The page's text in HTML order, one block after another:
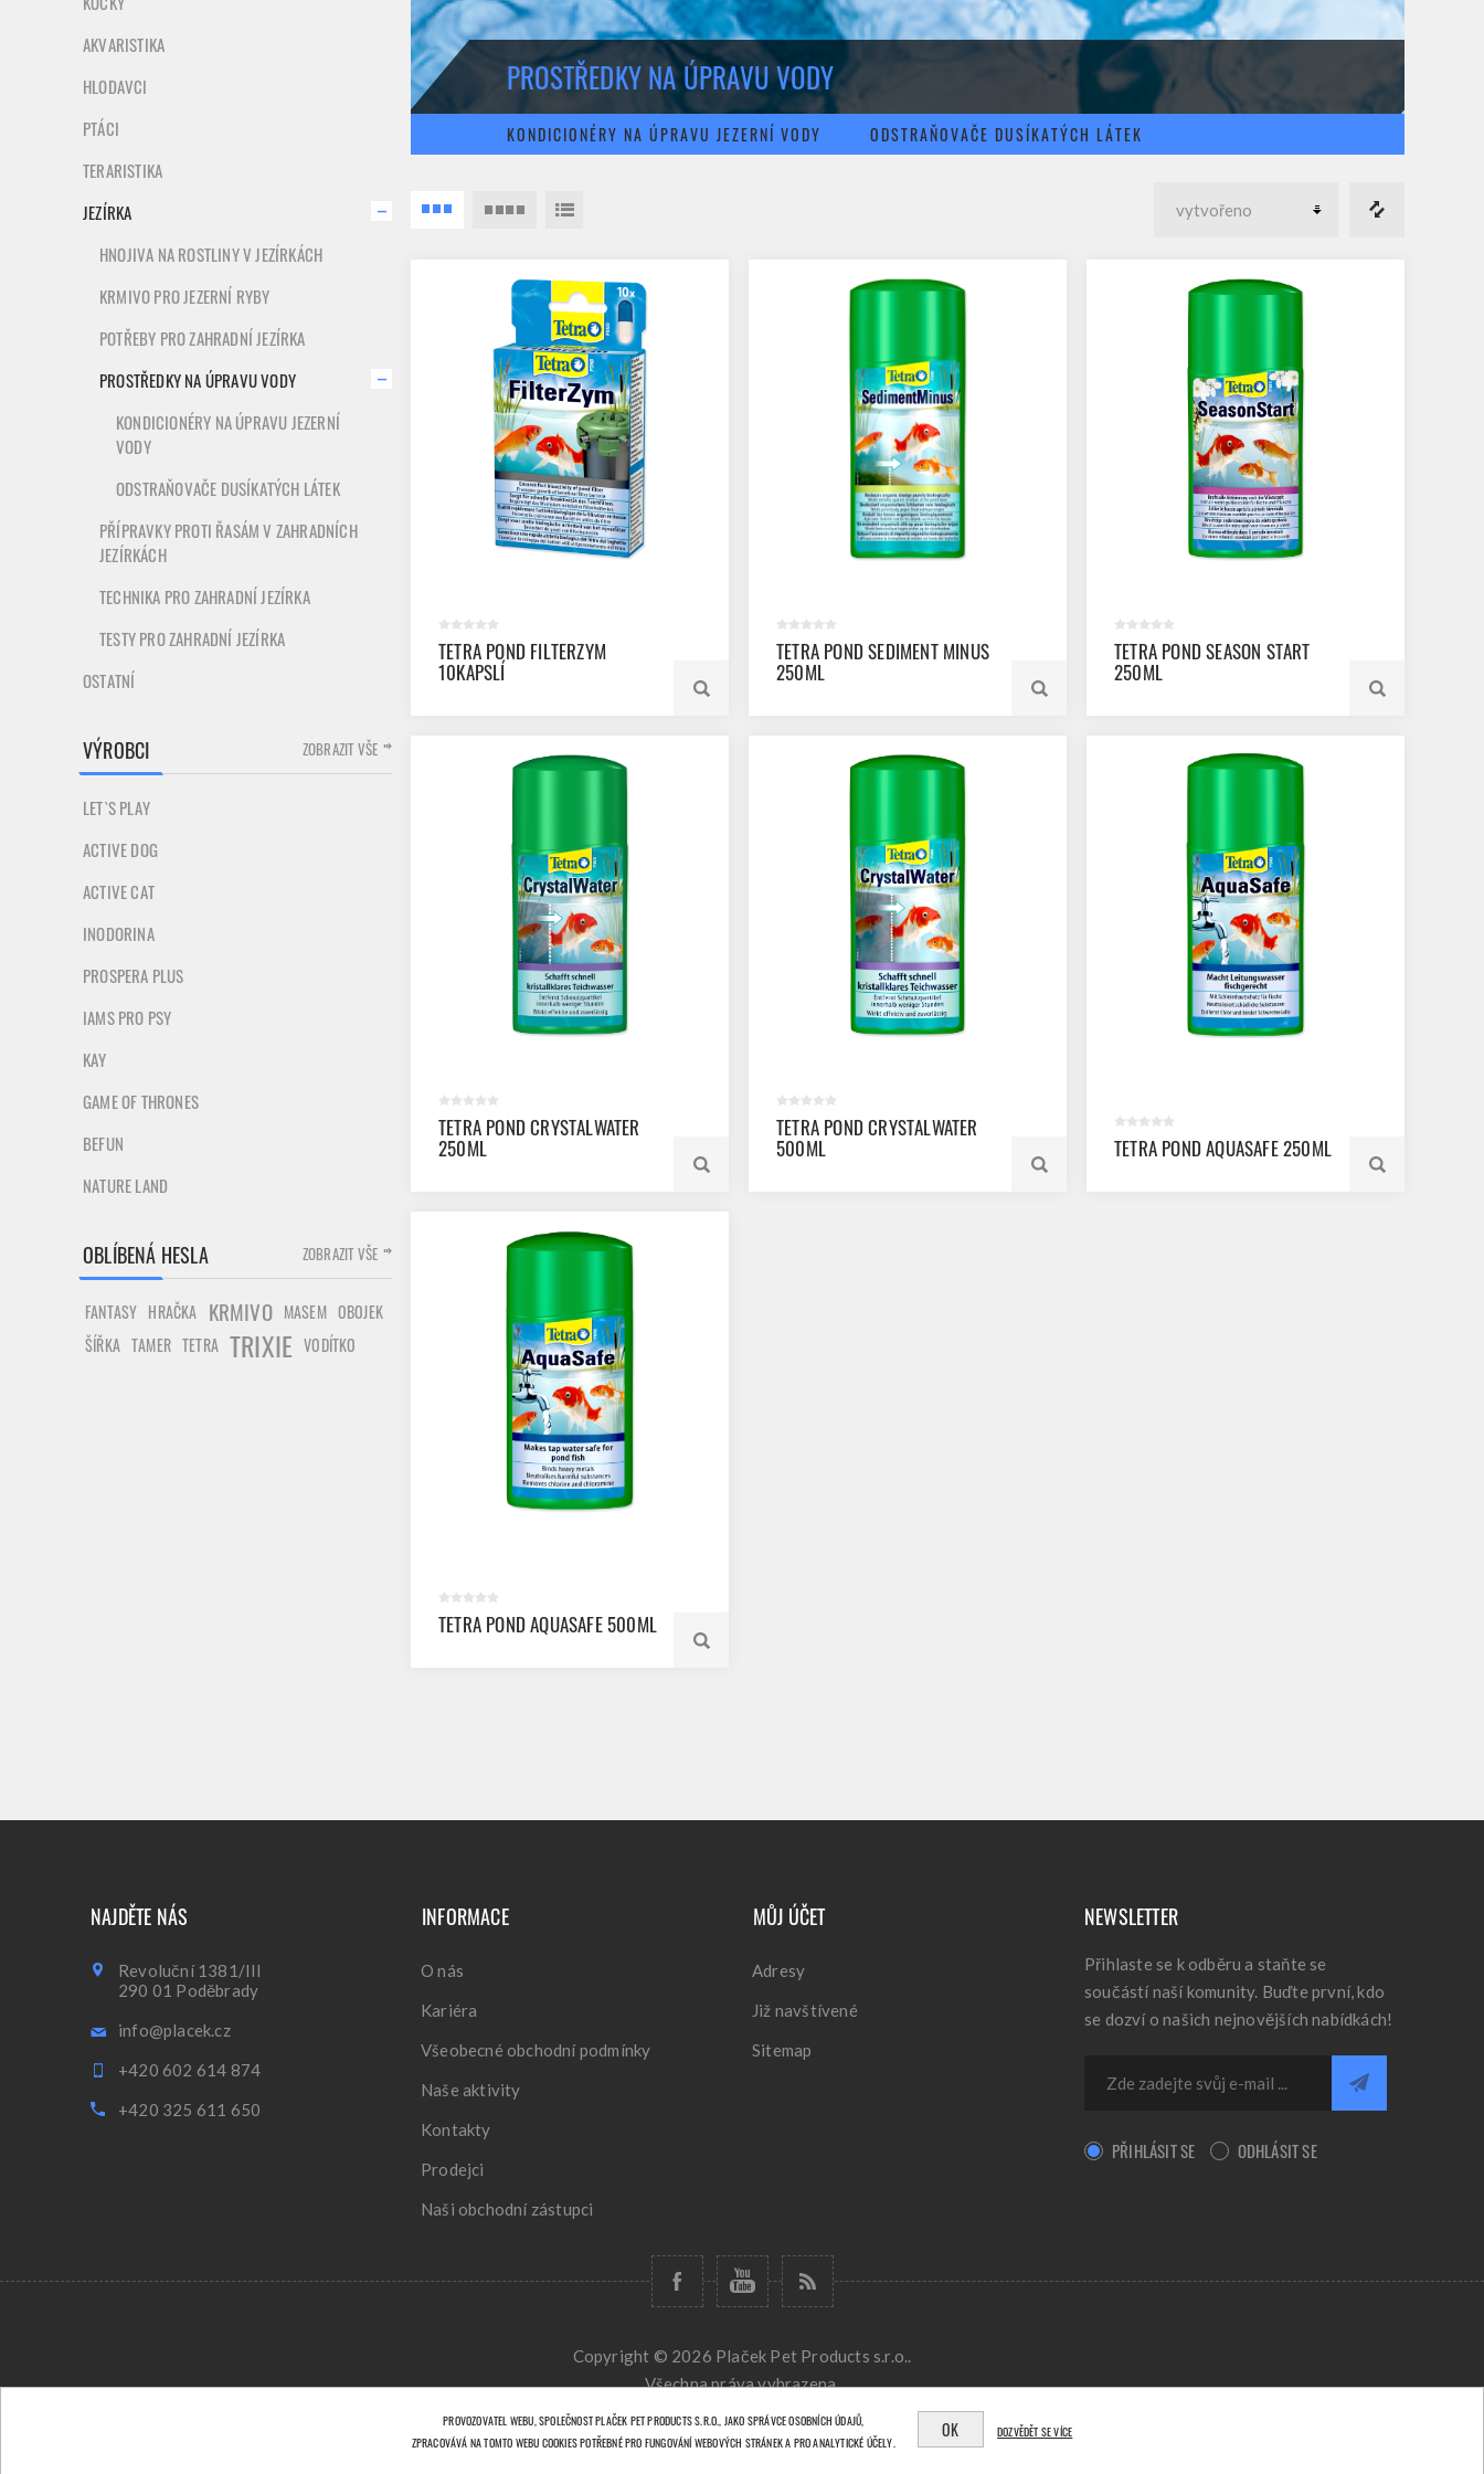
PROSTŘEDKY NA ÚPRAVU VODY
KONDICIONÉRY NA ÚPRAVU JEZERNÍ VODY ODSTRAŇOVAČE DUSÍKATÝCH LÁTEK
TETRA POND FILTERZYM
10KAPSLÍ
TETRA POND SEDIMENT MINUS
250ML
TETRA POND SEASON START
250ML
TETRA POND CRYSTALWATER
250ML
TETRA POND CRYSTALWATER
500ML TETRA POND AQUASAFE 250ML
TETRA POND AQUASAFE 500ML
AKVARISTIKA
HLODAVCI
PTÁCI
TERARISTIKA
JEZÍRKA
HNOJIVA NA ROSTLINY V JEZÍRKÁCH
KRMIVO PRO JEZERNÍ RYBY
POTŘEBY PRO ZAHRADNÍ JEZÍRKA
PROSTŘEDKY NA ÚPRAVU VODY
KONDICIONÉRY NA ÚPRAVU JEZERNÍ
VODY
ODSTRAŇOVAČE DUSÍKATÝCH LÁTEK
PŘÍPRAVKY PROTI ŘASÁM V ZAHRADNÍCH
JEZÍRKÁCH
TECHNIKA PRO ZAHRADNÍ JEZÍRKA
TESTY PRO ZAHRADNÍ JEZÍRKA
OSTATNÍ
VÝROBCI
LET`S PLAY
ACTIVE DOG
ACTIVE CAT
INODORINA
PROSPERA PLUS
IAMS PRO PSY
KAY
GAME OF THRONES
BEFUN
NATURE LAND
ZOBRAZIT VŠE
OBLÍBENÁ HESLA
FANTASY HRAČKA KRMIVO MASEM OBOJEK
ŠÍŘKA TAMER TETRA TRIXIE VODÍTKO
ZOBRAZIT VŠE
NAJDĚTE NÁS
Revoluční 1381/III
290 01 Poděbrady
info@placek.cz
+420 602 614 874
+420 325 611 650
INFORMACE
O nás
Kariéra
Všeobecné obchodní podmínky
Naše aktivity
Kontakty
Prodejci
Naši obchodní zástupci
MŮJ ÚČET
Adresy
Již navštívené
Sitemap
NEWSLETTER
Přihlaste se k odběru a staňte se
součástí naší komunity. Buďte první, kdo
se dozví o našich nejnovějších nabídkách!
PŘIHLÁSIT SE ODHLÁSIT SE
Copyright © 2026 Plaček Pet Products s.r.o..
Všechna práva vyhrazena.
Powered by nopCommerce Designed byNop-Templates.com
PROVOZOVATEL WEBU, SPOLEČNOST PLAČEK PET PRODUCTS S.R.O., JAKO SPRÁVCE OSOBNÍCH ÚDAJŮ,
ZPRACOVÁVÁ NA TOMTO WEBU COOKIES POTŘEBNÉ PRO FUNGOVÁNÍ WEBOVÝCH STRÁNEK A PRO ANALYTICKÉ ÚČELY.
OK DOZVĚDĚT SE VÍCE